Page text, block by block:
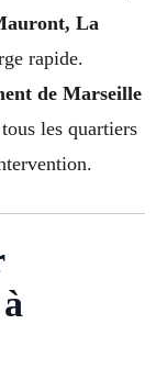
La
rapide.
de Marseille
les quartiers